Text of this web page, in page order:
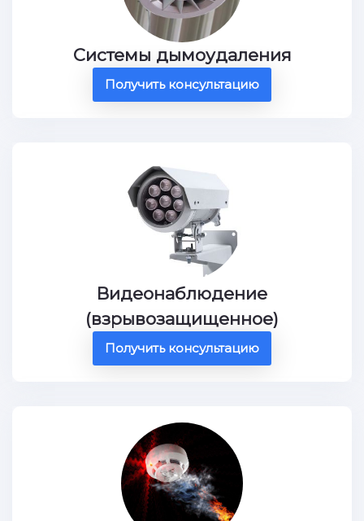
Системы дымоудаления
Получить консультацию
Видеонаблюдение
(взрывозащищенное)
Получить консультацию